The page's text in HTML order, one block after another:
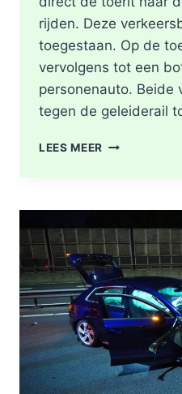
rijden. Deze
toegestaan. Op de
vervolgens tot een
personenauto. Beide
tegen de geleiderail
LEES MEER GEWONDE
NA
ONGEVAL
TOERIT
A16
RICHTING
ROTTERDAM